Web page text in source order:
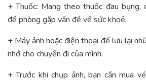
+ Thuốc: Mang theo thuốc đau bụng,
đề phòng gặp vấn đề về sức khoẻ.
+ Máy ảnh hoặc điện thoại để lưu lại
nhớ cho chuyến đi của mình.
+ Trước khi chụp ảnh, bạn cần mua